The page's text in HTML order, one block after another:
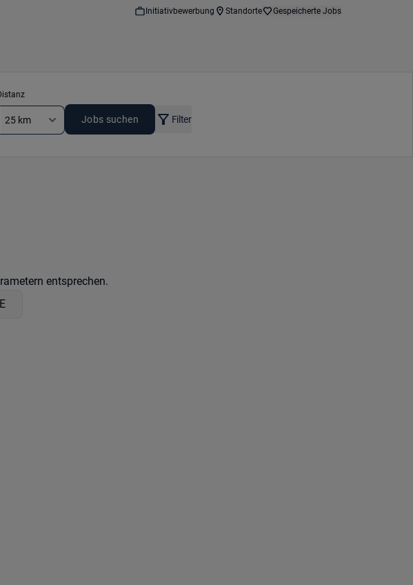
Initiativbewerbung Standorte Gespeicherte Jobs
Jobs suchen Filter
entsprechen.